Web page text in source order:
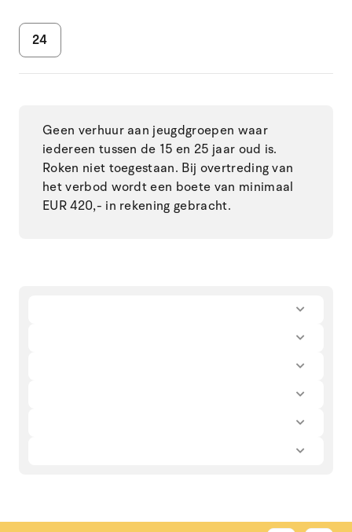
24
Geen verhuur aan jeugdgroepen waar
iedereen tussen de 15 en 25 jaar oud is.
Roken niet toegestaan. Bij overtreding van
het verbod wordt een boete van minimaal
EUR 420,- in rekening gebracht.